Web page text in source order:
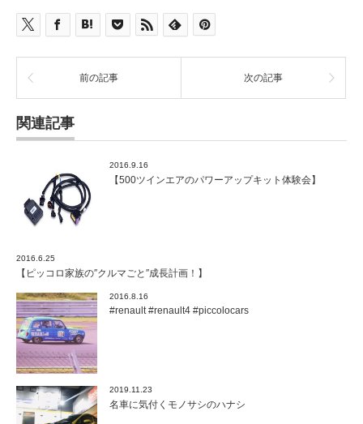
前の記事 次の記事
関連記事
2016.9.16
【500ツインエアのパワーアップキット体験会】
2016.6.25
【ピッコロ家族の″クルマごと″成長計画！】
2016.8.16
#renault #renault4 #piccolocars
2019.11.23
名車に気付くモノサシのハナシ